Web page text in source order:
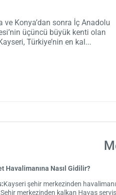
ve Konya’dan sonra İç Anadolu
üçüncü büyük kenti olan
Türkiye’nin en kal
Havalimanına Nasıl Gidilir?
Kayseri şehir merkezinden
Şehir merkezinden kalkan Havaş